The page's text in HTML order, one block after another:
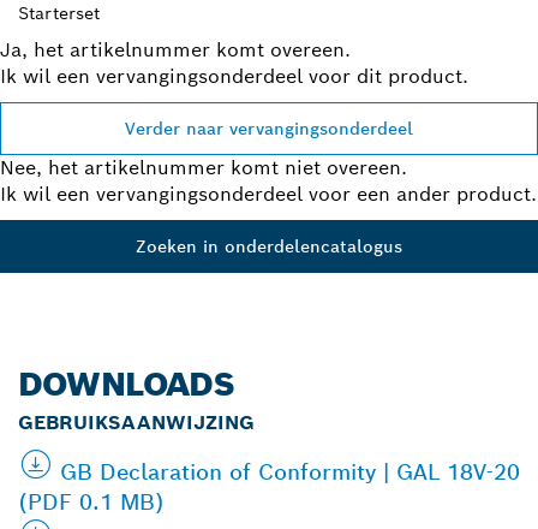
Starterset
Ja, het artikelnummer komt overeen.
Ik wil een vervangingsonderdeel voor dit product.
Verder naar vervangingsonderdeel
Nee, het artikelnummer komt niet overeen.
Ik wil een vervangingsonderdeel voor een ander product.
Zoeken in onderdelencatalogus
DOWNLOADS
GEBRUIKSAANWIJZING
GB Declaration of Conformity | GAL 18V-20
(PDF 0.1 MB)